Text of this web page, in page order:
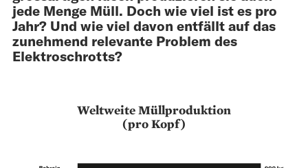
jede Menge Müll. Doch wie viel ist es pro
Jahr? Und wie viel davon entfällt auf das
zunehmend relevante Problem des
Elektroschrotts?
Weltweite Müllproduktion
(pro Kopf)